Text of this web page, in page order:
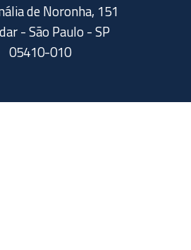
de Noronha, 151
- São Paulo - SP
05410-010